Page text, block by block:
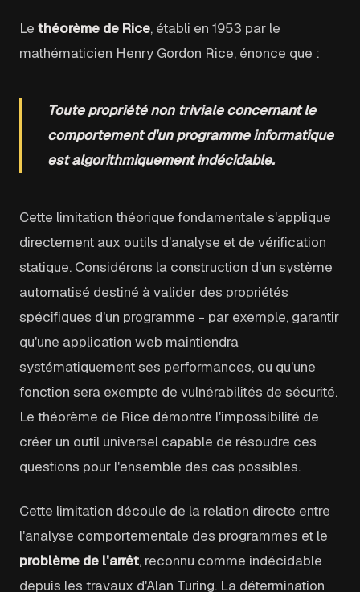
Le théorème de Rice, établi en 1953 par le
mathématicien Henry Gordon Rice, énonce que :
Toute propriété non triviale concernant le
comportement d'un programme informatique
est algorithmiquement indécidable.
Cette limitation théorique fondamentale s'applique
directement aux outils d'analyse et de vérification
statique. Considérons la construction d'un système
automatisé destiné à valider des propriétés
spécifiques d'un programme - par exemple, garantir
qu'une application web maintiendra
systématiquement ses performances, ou qu'une
fonction sera exempte de vulnérabilités de sécurité.
Le théorème de Rice démontre l'impossibilité de
créer un outil universel capable de résoudre ces
questions pour l'ensemble des cas possibles.
Cette limitation découle de la relation directe entre
l'analyse comportementale des programmes et le
problème de l'arrêt, reconnu comme indécidable
depuis les travaux d'Alan Turing. La détermination